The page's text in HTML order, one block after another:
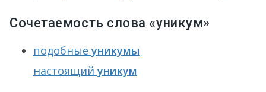
Сочетаемость слова «уникум»
подобныеуникумы
настоящийуникум